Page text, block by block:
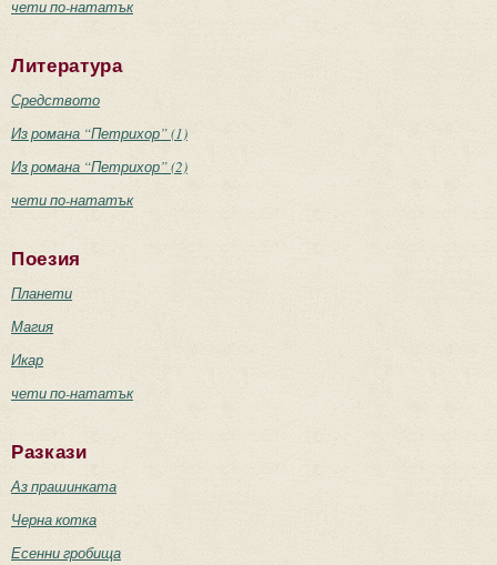
чети по-нататък
Литература
Средството
Из романа “Петрихор” (1)
Из романа “Петрихор” (2)
чети по-нататък
Поезия
Планети
Магия
Икар
чети по-нататък
Разкази
Аз прашинката
Черна котка
Есенни гробища